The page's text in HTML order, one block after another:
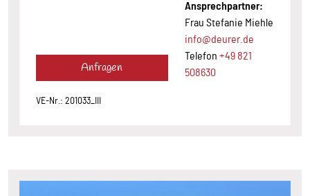
Anfragen
Ansprechpartner:
Frau Stefanie Miehle
info@deurer.de
Telefon +49 821
508630
VE-Nr.: 201033_III